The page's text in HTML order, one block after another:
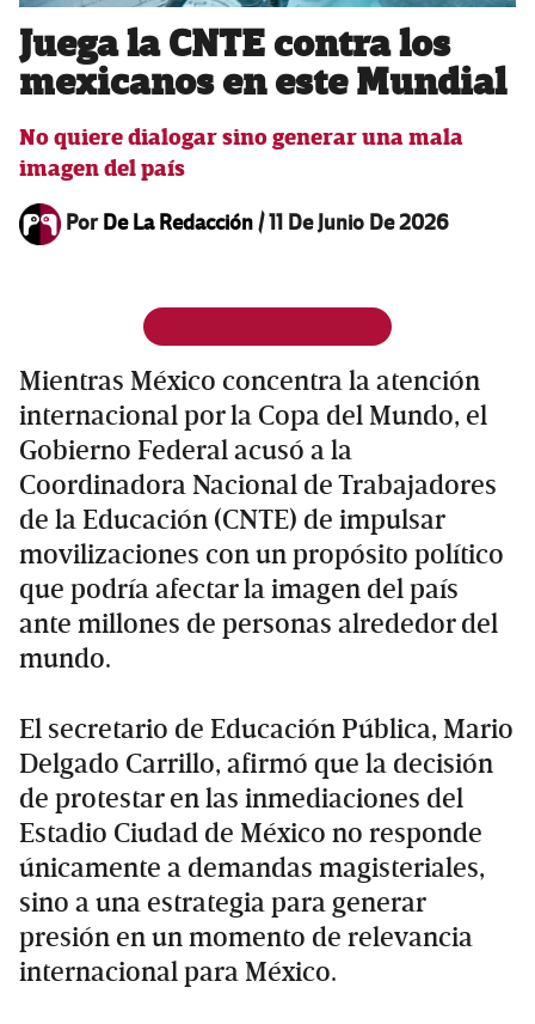
Juega la CNTE contra los
mexicanos en este Mundial
No quiere dialogar sino generar una mala
imagen del país
PorDe La Redacción/11 De Junio De 2026
Mientras México concentra la atención
internacional por la Copa del Mundo, el
Gobierno Federal acusó a la
Coordinadora Nacional de Trabajadores
de la Educación (CNTE) de impulsar
movilizaciones con un propósito político
que podría afectar la imagen del país
ante millones de personas alrededor del
mundo.
El secretario de Educación Pública, Mario
Delgado Carrillo, afirmó que la decisión
de protestar en las inmediaciones del
Estadio Ciudad de México no responde
únicamente a demandas magisteriales,
sino a una estrategia para generar
presión en un momento de relevancia
internacional para México.